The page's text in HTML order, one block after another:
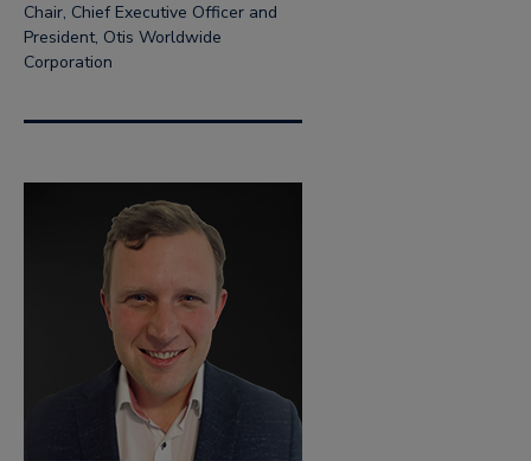
Chair, Chief Executive Officer and
President, Otis Worldwide
Corporation